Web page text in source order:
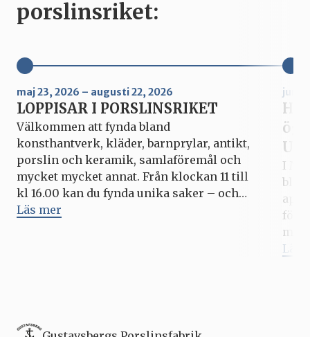
porslinsriket:
maj 23, 2026 – augusti 22, 2026
LOPPISAR I PORSLINSRIKET
Välkommen att fynda bland
konsthantverk, kläder, barnprylar, antikt,
porslin och keramik, samlaföremål och
mycket mycket annat. Från klockan 11 till
kl 16.00 kan du fynda unika saker – och
kanske göra ett bra klipp? Hela
Läs mer
juni
I
Läs